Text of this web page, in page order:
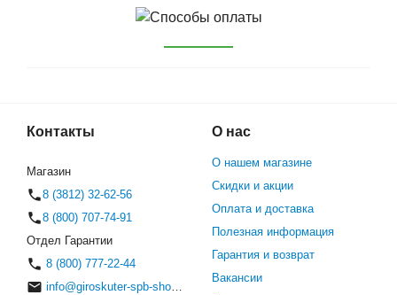
Контакты
Магазин
8 (3812) 32-62-56
8 (800) 707-74-91
Отдел Гарантии
8 (800) 777-22-44
info@giroskuter-spb-shop.ru
О нас
О нашем магазине
Скидки и акции
Оплата и доставка
Полезная информация
Гарантия и возврат
Вакансии